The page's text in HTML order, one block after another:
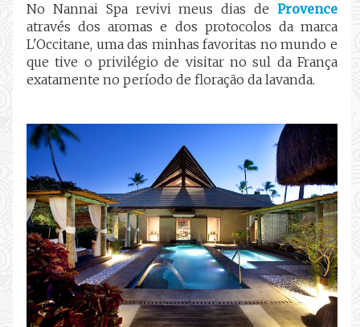
No Nannai Spa revivi meus dias de Provence
através dos aromas e dos protocolos da marca
L'Occitane, uma das minhas favoritas no mundo e
que tive o privilégio de visitar no sul da França
exatamente no período de floração da lavanda.